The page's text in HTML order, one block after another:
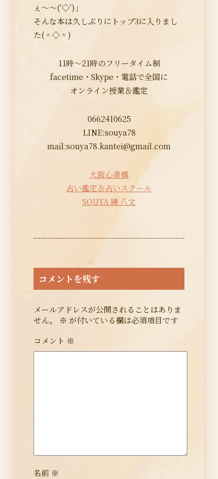
ぇ～～(‘◇’)」
そんな本は久しぶりにトップ3に入りまし
た(＾◇＾)
11時～21時のフリータイム制
facetime・Skype・電話で全国に
オンライン授業＆鑑定
0662410625
LINE:souya78
mail:souya78.kantei@gmail.com
大阪心斎橋
占い鑑定＆占いスクール
SOUYA 練 八文
コメントを残す
メールアドレスが公開されることはありま
せん。
※ が付いている欄は必須項目です
コメント ※
名前 ※